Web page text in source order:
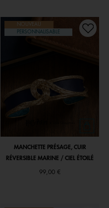
NOUVEAU
PERSONNALISABLE
MANCHETTE PRÉSAGE, CUIR
RÉVERSIBLE MARINE / CIEL ÉTOILÉ
99,00 €